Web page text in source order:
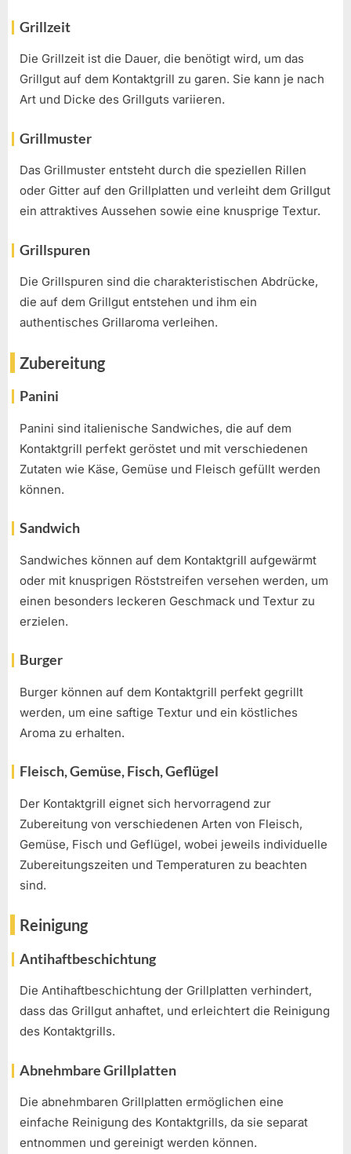
Grillzeit
Die Grillzeit ist die Dauer, die benötigt wird, um das
Grillgut auf dem Kontaktgrill zu garen. Sie kann je nach
Art und Dicke des Grillguts variieren.
Grillmuster
Das Grillmuster entsteht durch die speziellen Rillen
oder Gitter auf den Grillplatten und verleiht dem Grillgut
ein attraktives Aussehen sowie eine knusprige Textur.
Grillspuren
Die Grillspuren sind die charakteristischen Abdrücke,
die auf dem Grillgut entstehen und ihm ein
authentisches Grillaroma verleihen.
Zubereitung
Panini
Panini sind italienische Sandwiches, die auf dem
Kontaktgrill perfekt geröstet und mit verschiedenen
Zutaten wie Käse, Gemüse und Fleisch gefüllt werden
können.
Sandwich
Sandwiches können auf dem Kontaktgrill aufgewärmt
oder mit knusprigen Röststreifen versehen werden, um
einen besonders leckeren Geschmack und Textur zu
erzielen.
Burger
Burger können auf dem Kontaktgrill perfekt gegrillt
werden, um eine saftige Textur und ein köstliches
Aroma zu erhalten.
Fleisch, Gemüse, Fisch, Geflügel
Der Kontaktgrill eignet sich hervorragend zur
Zubereitung von verschiedenen Arten von Fleisch,
Gemüse, Fisch und Geflügel, wobei jeweils individuelle
Zubereitungszeiten und Temperaturen zu beachten
sind.
Reinigung
Antihaftbeschichtung
Die Antihaftbeschichtung der Grillplatten verhindert,
dass das Grillgut anhaftet, und erleichtert die Reinigung
des Kontaktgrills.
Abnehmbare Grillplatten
Die abnehmbaren Grillplatten ermöglichen eine
einfache Reinigung des Kontaktgrills, da sie separat
entnommen und gereinigt werden können.